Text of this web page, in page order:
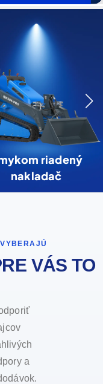
riadený
nakladač
VÁS TO
a